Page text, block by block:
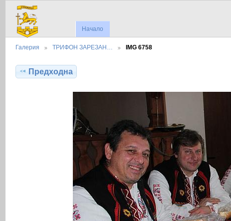
Начало
Галерия ТРИФОН ЗАРЕЗАН… IMG 6758
Предходна